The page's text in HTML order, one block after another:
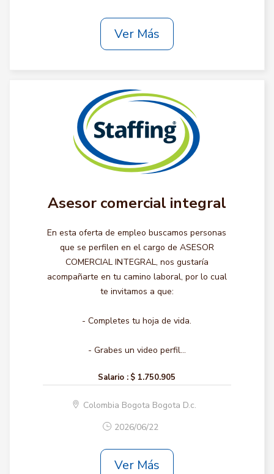
Ver Más
Asesor comercial integral
En esta oferta de empleo buscamos personas
que se perfilen en el cargo de ASESOR
COMERCIAL INTEGRAL, nos gustaría
acompañarte en tu camino laboral, por lo cual
te invitamos a que:
- Completes tu hoja de vida.
- Grabes un video perfil...
Salario : $ 1.750.905
Colombia Bogota Bogota D.c.
2026/06/22
Ver Más